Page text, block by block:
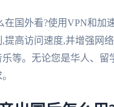
在国外看?使用VPN和加
提高访问速度,并增强网
等。无论您是华人、